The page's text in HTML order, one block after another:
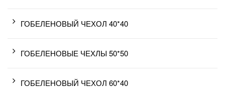
ГОБЕЛЕНОВЫЙ ЧЕХОЛ 40*40
ГОБЕЛЕНОВЫЕ ЧЕХЛЫ 50*50
ГОБЕЛЕНОВЫЙ ЧЕХОЛ 60*40